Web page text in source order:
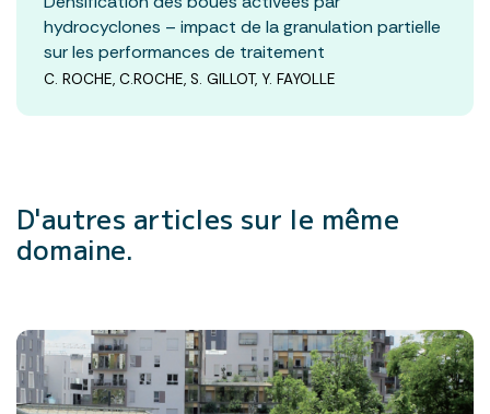
hydrocyclones – impact de la granulation partielle
sur les performances de traitement
C. ROCHE, C.ROCHE, S. GILLOT, Y. FAYOLLE
D'autres articles sur le même
domaine.